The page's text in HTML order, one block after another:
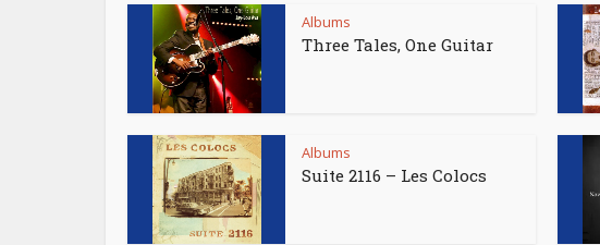
Albums
Three Tales, One Guitar
Albums
Suite 2116 – Les Colocs